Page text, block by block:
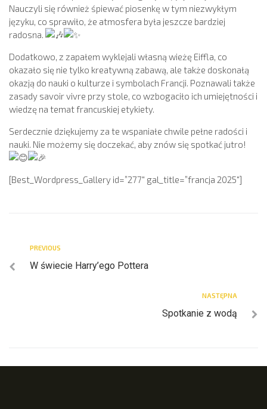
Nauczyli się również śpiewać piosenkę w tym niezwykłym
języku, co sprawiło, że atmosfera była jeszcze bardziej
radosna.
Dodatkowo, z zapałem wyklejali własną wieżę Eiffla, co
okazało się nie tylko kreatywną zabawą, ale także doskonałą
okazją do nauki o kulturze i symbolach Francji. Poznawali także
zasady savoir vivre przy stole, co wzbogaciło ich umiejętności i
wiedzę na temat francuskiej etykiety.
Serdecznie dziękujemy za te wspaniałe chwile pełne radości i
nauki. Nie możemy się doczekać, aby znów się spotkać jutro!
[Best_Wordpress_Gallery id=”277″ gal_title=”francja 2025″]
PREVIOUS
W świecie Harry’ego Pottera
NASTĘPNA
Spotkanie z wodą